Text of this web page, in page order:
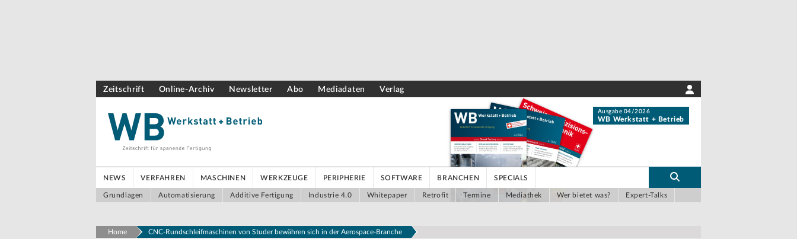
Zeitschrift Online-Archiv Newsletter Abo Mediadaten Verlag
Ausgabe 04/2026
WB Werkstatt + Betrieb
NEWS VERFAHREN MASCHINEN WERKZEUGE PERIPHERIE SOFTWARE BRANCHEN SPECIALS
Grundlagen Automatisierung Additive Fertigung Industrie 4.0 Whitepaper Retrofit Termine Mediathek Wer bietet was? Expert-Talks
Home CNC-Rundschleifmaschinen von Studer bewähren sich in der Aerospace-Branche